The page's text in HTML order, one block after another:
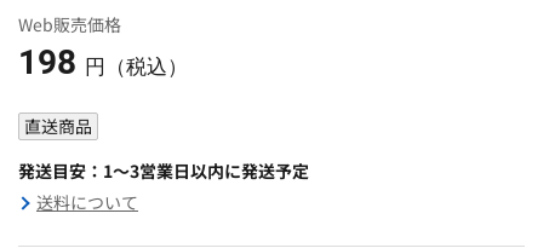
Web販売価格
198 円（税込）
直送商品
発送目安：1～3営業日以内に発送予定
送料について